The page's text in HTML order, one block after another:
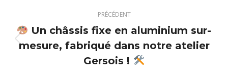
article
PRÉCÉDENT
Article
précédent
Un châssis fixe en aluminium sur-
mesure, fabriqué dans notre atelier
Gersois !